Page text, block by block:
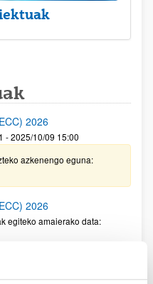
2026
- 2025/10/09 15:00
azkenengo eguna:
2026
egiteko amaierako data: